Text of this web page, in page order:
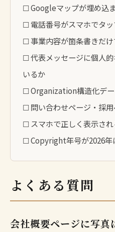
☐ Googleマップが埋め込
☐ 電話番号がスマホでタ
☐ 事業内容が箇条書きだ
☐ 代表メッセージに個人
いるか
☐ Organization構造化デ
☐ 問い合わせページ・採
☐ スマホで正しく表示さ
☐ Copyright年号が2026年
よくある質問
会社概要ページに写真